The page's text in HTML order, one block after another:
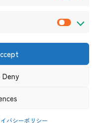
k
バシーポリシー
東京都港区新橋6-17-19 新御成
イバシーポリシー